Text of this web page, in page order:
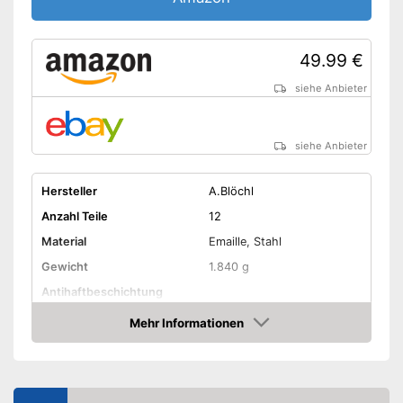
49.99 €
siehe Anbieter
siehe Anbieter
Hersteller
A.Blöchl
Anzahl Teile
12
Material
Emaille, Stahl
Gewicht
1.840 g
Antihaftbeschichtung
AufbewahrungstascheMehr Informationen
Amazon